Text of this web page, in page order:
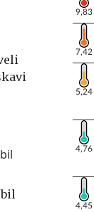
9,83
7,42
5,24
4,76
4,45